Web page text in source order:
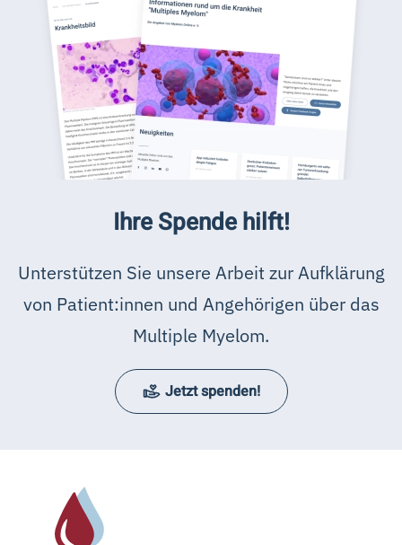
Ihre Spende hilft!
Unterstützen Sie unsere Arbeit zur Aufklärung
von Patient:innen und Angehörigen über das
Multiple Myelom.
Jetzt spenden!